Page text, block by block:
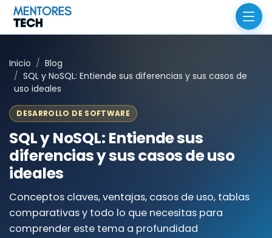
Inicio
Blog
SQL y NoSQL: Entiende sus diferencias y sus casos de
uso ideales
DESARROLLO DE SOFTWARE
SQL y NoSQL: Entiende sus
diferencias y sus casos de uso
ideales
Conceptos claves, ventajas, casos de uso, tablas
comparativas y todo lo que necesitas para
comprender este tema a profundidad